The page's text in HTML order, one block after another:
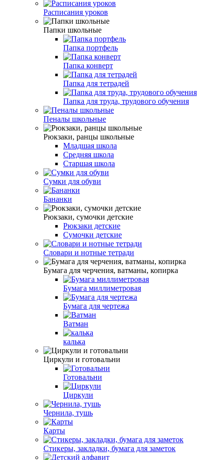
Расписания уроков
Папки школьные
Папка портфель
Папка конверт
Папка для тетрадей
Папка для труда, трудового обучения
Пеналы школьные
Рюкзаки, ранцы школьные
Младшая школа
Средняя школа
Старшая школа
Сумки для обуви
Бананки
Рюкзаки, сумочки детские
Рюкзаки детские
Сумочки детские
Словари и нотные тетради
Бумага для черчения, ватманы, копирка
Бумага миллиметровая
Бумага для чертежа
Ватман
калька
Циркули и готовальни
Готовальни
Циркули
Чернила, тушь
Карты
Стикеры, закладки, бумага для заметок